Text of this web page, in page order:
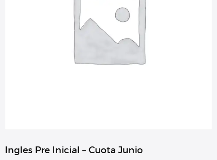
Ingles Pre Inicial – Cuota Junio